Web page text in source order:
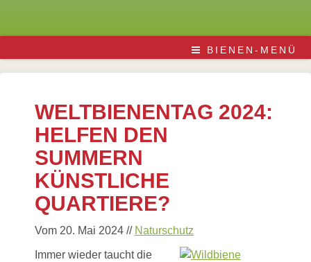
BIENEN-MENÜ
WELTBIENENTAG 2024:
HELFEN DEN
SUMMERN
KÜNSTLICHE
QUARTIERE?
Vom 20. Mai 2024 // Naturschutz
Immer wieder taucht die